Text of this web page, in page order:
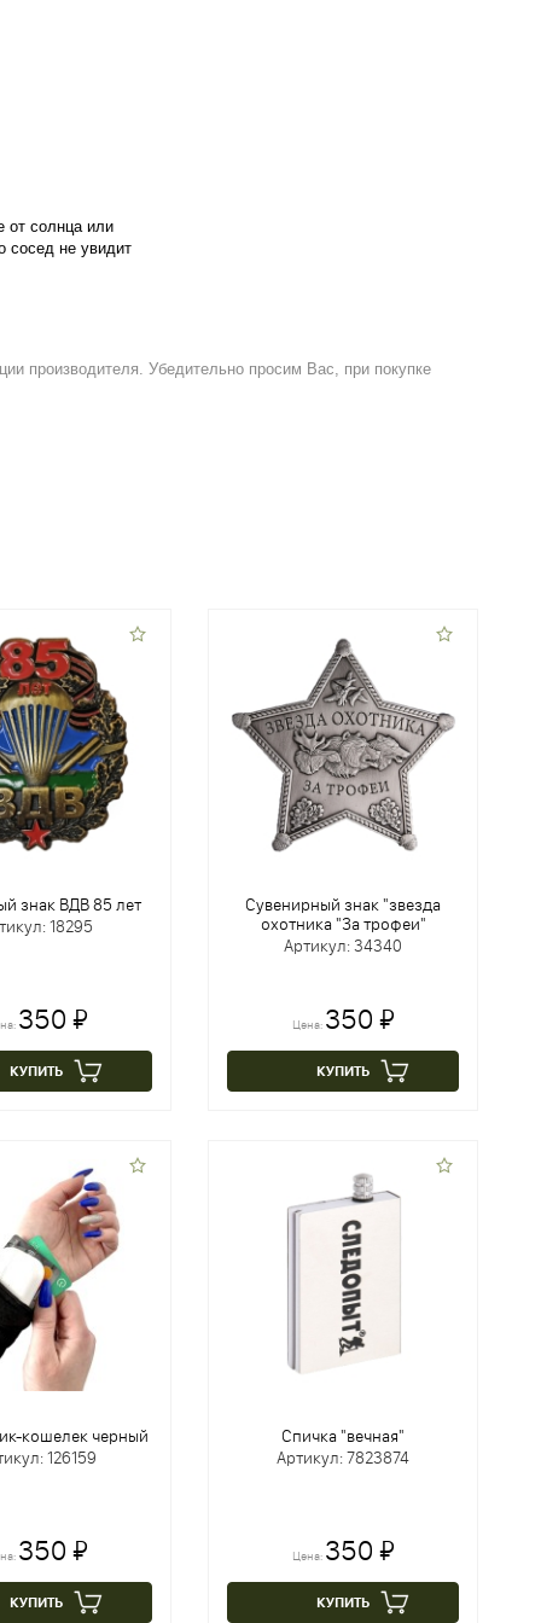
от солнца или
сосед не увидит
производителя. Убедительно просим Вас, при покупке
знак ВДВ 85 лет
18295
350 ₽
КУПИТЬ
Сувенирный знак "звезда
охотника "За трофеи"
Артикул: 34340
Цена: 350 ₽
КУПИТЬ
кошелек черный
126159
350 ₽
КУПИТЬ
Спичка "вечная"
Артикул: 7823874
Цена: 350 ₽
КУПИТЬ